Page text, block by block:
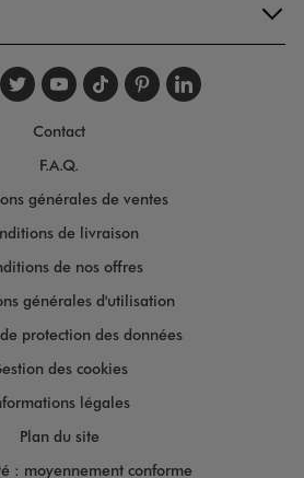
nous sur
nous sur
Suivez-nous sur
Suivez-nous
Suivez-nous
Suivez-
Contact
F.A.Q.
générales de ventes
de livraison
de nos offres
générales d'utilisation
protection des données
des cookies
légales
Plan du site
: moyennement conforme